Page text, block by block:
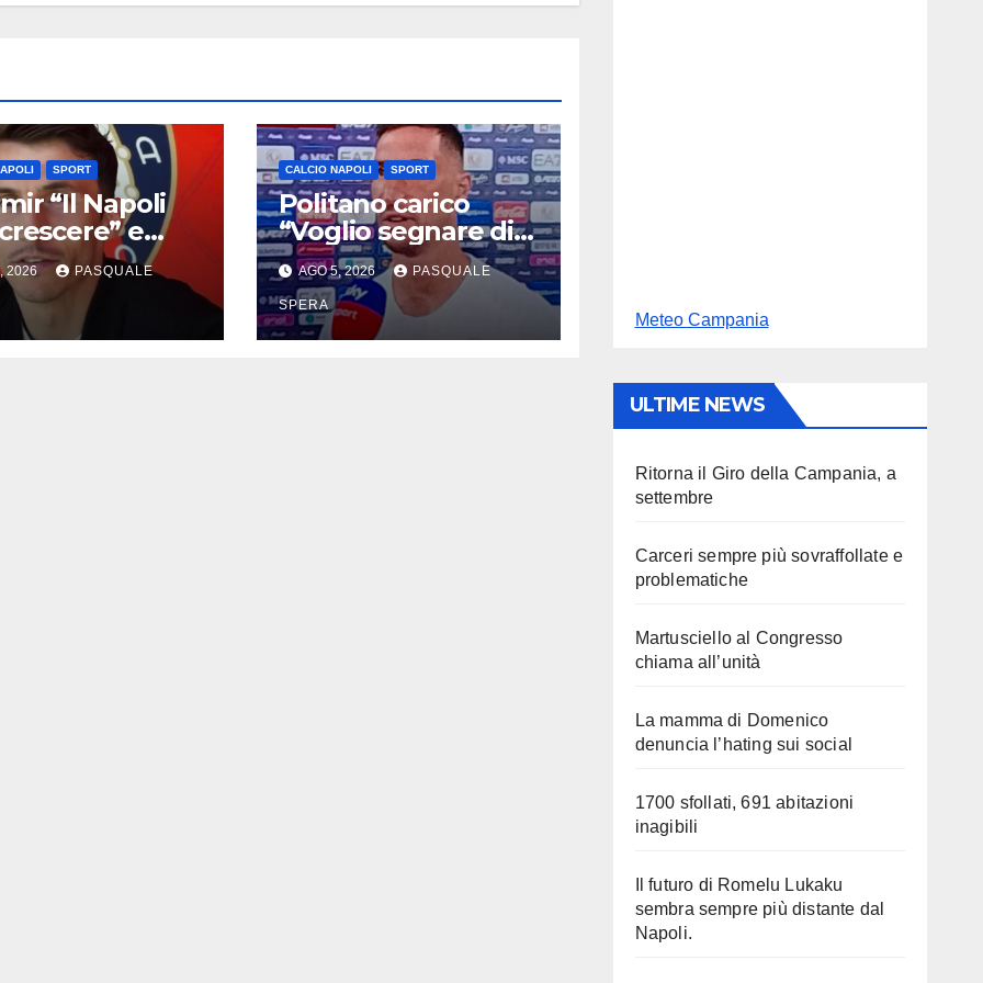
SPORT
“Il Napoli
e
Rafa Marin
2026 PASQUALE
CALCIO NAPOLI SPORT
Politano carico
“Voglio segnare di
più”
AGO 5, 2026 PASQUALE
SPERA
Meteo Campania
ULTIME NEWS
Ritorna il Giro della Campania, a
settembre
Carceri sempre più sovraffollate e
problematiche
Martusciello al Congresso
chiama all’unità
La mamma di Domenico
denuncia l’hating sui social
1700 sfollati, 691 abitazioni
inagibili
Il futuro di Romelu Lukaku
sembra sempre più distante dal
Napoli.